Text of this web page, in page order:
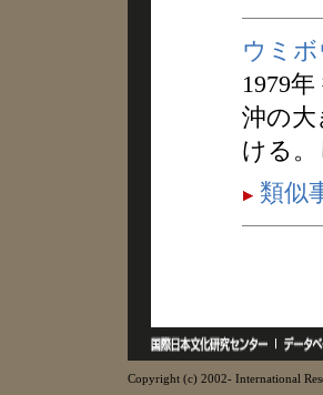
ウミ
1979
沖の
ける
類似
Copyright (c) 2002- International